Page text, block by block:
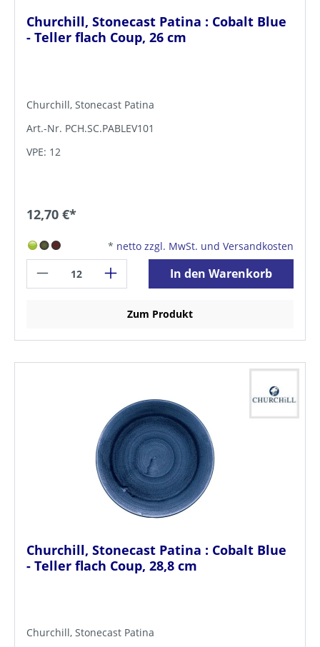
Churchill, Stonecast Patina : Cobalt Blue
- Teller flach Coup, 26 cm
Churchill, Stonecast Patina
Art.-Nr. PCH.SC.PABLEV101
VPE: 12
12,70 €*
* netto zzgl. MwSt. und Versandkosten
In den Warenkorb
Zum Produkt
Churchill, Stonecast Patina : Cobalt Blue
- Teller flach Coup, 28,8 cm
Churchill, Stonecast Patina